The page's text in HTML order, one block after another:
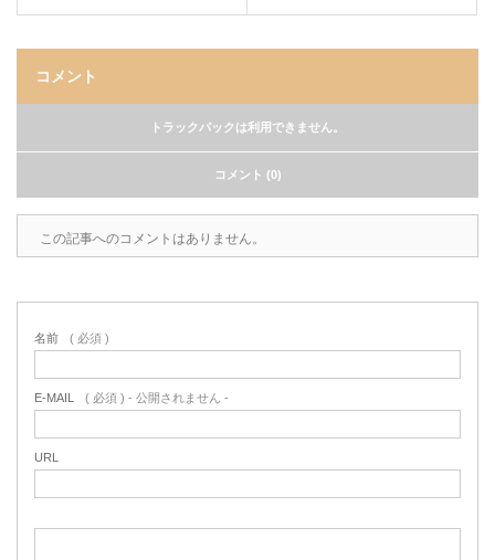
コメント
トラックバックは利用できません。
コメント (0)
この記事へのコメントはありません。
名前 ( 必須 )
E-MAIL ( 必須 ) - 公開されません -
URL